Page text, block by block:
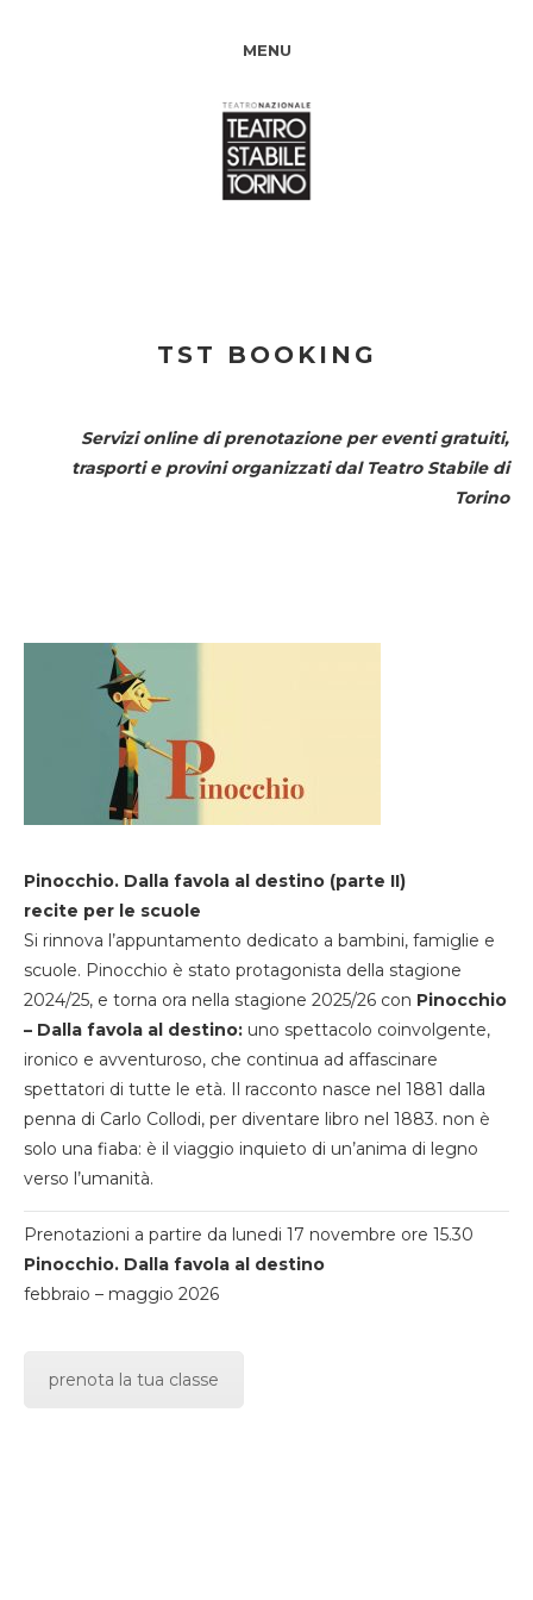
MENU
TST BOOKING
Servizi online di prenotazione per eventi gratuiti,
trasporti e provini organizzati dal Teatro Stabile di
Torino
Pinocchio. Dalla favola al destino (parte II)
recite per le scuole
Si rinnova l’appuntamento dedicato a bambini, famiglie e
scuole. Pinocchio è stato protagonista della stagione
2024/25, e torna ora nella stagione 2025/26 con Pinocchio
– Dalla favola al destino: uno spettacolo coinvolgente,
ironico e avventuroso, che continua ad affascinare
spettatori di tutte le età. Il racconto nasce nel 1881 dalla
penna di Carlo Collodi, per diventare libro nel 1883. non è
solo una fiaba: è il viaggio inquieto di un’anima di legno
verso l’umanità.
Prenotazioni a partire da lunedi 17 novembre ore 15.30
Pinocchio. Dalla favola al destino
febbraio – maggio 2026
prenota la tua classe